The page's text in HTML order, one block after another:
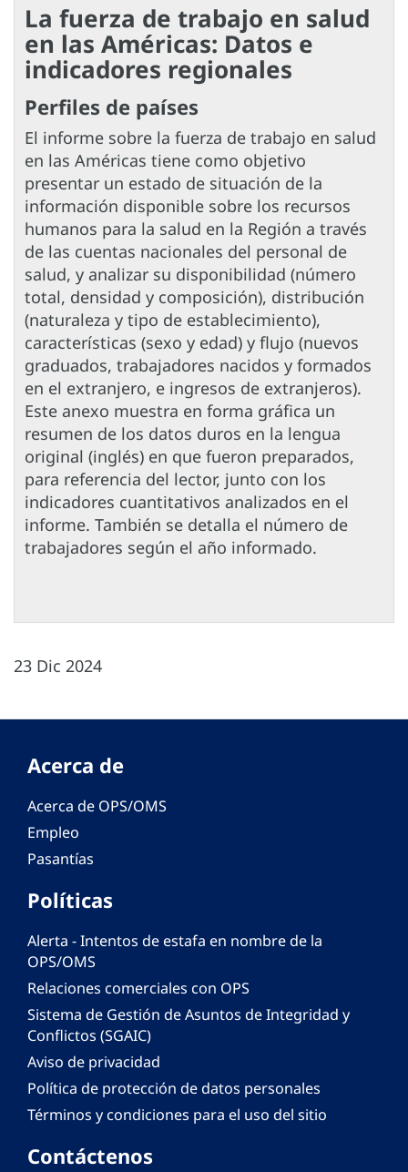
La fuerza de trabajo en salud
en las Américas: Datos e
indicadores regionales
Perfiles de países
El informe sobre la fuerza de trabajo en salud
en las Américas tiene como objetivo
presentar un estado de situación de la
información disponible sobre los recursos
humanos para la salud en la Región a través
de las cuentas nacionales del personal de
salud, y analizar su disponibilidad (número
total, densidad y composición), distribución
(naturaleza y tipo de establecimiento),
características (sexo y edad) y flujo (nuevos
graduados, trabajadores nacidos y formados
en el extranjero, e ingresos de extranjeros).
Este anexo muestra en forma gráfica un
resumen de los datos duros en la lengua
original (inglés) en que fueron preparados,
para referencia del lector, junto con los
indicadores cuantitativos analizados en el
informe. También se detalla el número de
trabajadores según el año informado.
23 Dic 2024
Acerca de
Acerca de OPS/OMS
Empleo
Pasantías
Políticas
Alerta - Intentos de estafa en nombre de la
OPS/OMS
Relaciones comerciales con OPS
Sistema de Gestión de Asuntos de Integridad y
Conflictos (SGAIC)
Aviso de privacidad
Política de protección de datos personales
Términos y condiciones para el uso del sitio
Contáctenos